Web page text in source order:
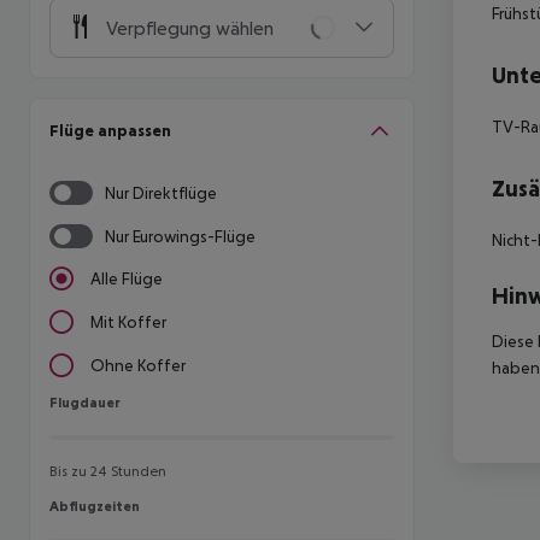
Verpflegung wählen
Flüge anpassen
Nur Direktflüge
Nur Eurowings-Flüge
Alle Flüge
Mit Koffer
Ohne Koffer
Flugdauer
Flugdauer
Bis zu 24 Stunden
Abflugzeiten
Abflugzeiten
TV-
Nicht-
Diese